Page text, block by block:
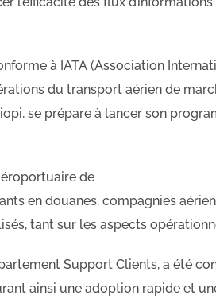
à IATA (Association
du transport aérien de
se prépare à lancer son
de
en douanes, compagnies
tant sur les aspects
Support Clients, a été
ainsi une adoption rapide et